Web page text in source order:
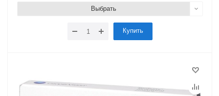
Выбрать
Купить